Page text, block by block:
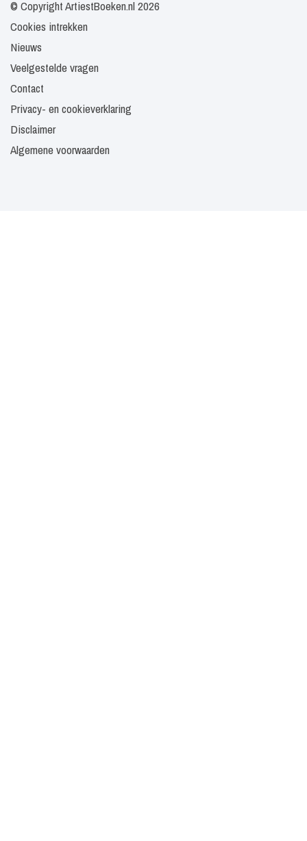
© Copyright ArtiestBoeken.nl 2026
Cookies intrekken
Nieuws
Veelgestelde vragen
Contact
Privacy- en cookieverklaring
Disclaimer
Algemene voorwaarden